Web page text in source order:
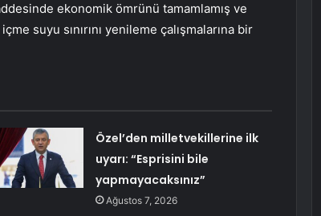
ekonomik ömrünü tamamlamış ve
suyu sınırını yenileme çalışmalarına bir
Özel’den milletvekillerine ilk
uyarı: “Esprisini bile
yapmayacaksınız”
Ağustos 7, 2026